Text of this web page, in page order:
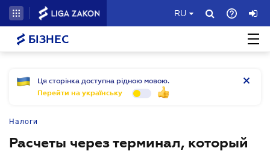
RU
БІЗНЕС
Ця сторінка доступна рідною мовою.
Перейти на українську
Налоги
Расчеты через терминал, который